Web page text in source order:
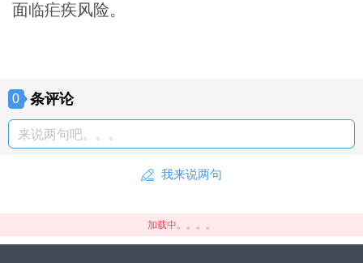
面临疟疾风险。
0 条评论
来说两句吧。。。
我来说两句
加载中。。。。